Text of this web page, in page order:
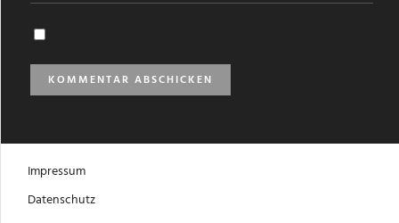
Impressum
Datenschutz